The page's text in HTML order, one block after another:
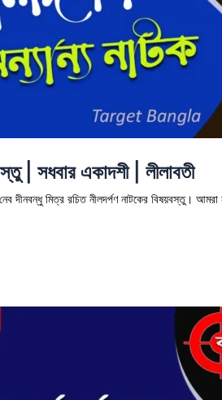
| সধবার একাদশী | লীলাবতী
দীনবন্ধু মিত্র রচিত নীলদর্পণ নাটকের বিষয়বস্তু। আমরা